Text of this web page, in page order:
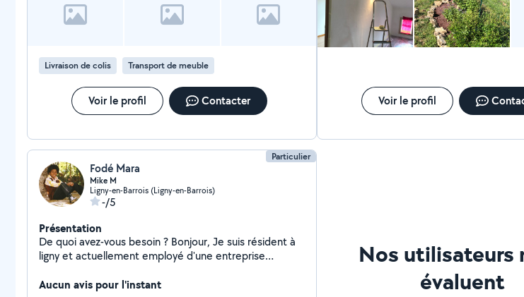
Livraison de colis Transport de meuble
Voir le profil Contacter Voir le profil
Particulier
Fodé Mara
Mike M
Ligny-en-Barrois (Ligny-en-Barrois)
-/5
Présentation
De quoi avez-vous besoin ? Bonjour, Je suis résident à
ligny et actuellement employé d'une entreprise
Aucun avis pour l'instant
Nos utilisateurs
évaluent